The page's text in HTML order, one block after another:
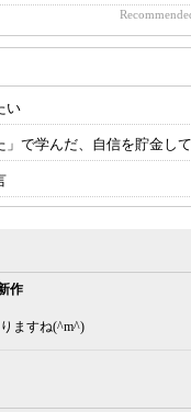
い
」で学んだ、自信を貯金し
作
ますね(^m^)